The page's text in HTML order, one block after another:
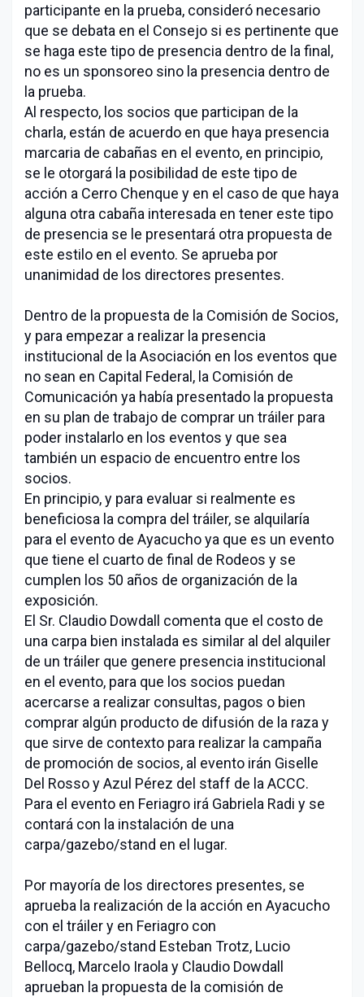
participante en la prueba, consideró necesario
que se debata en el Consejo si es pertinente que
se haga este tipo de presencia dentro de la final,
no es un sponsoreo sino la presencia dentro de
la prueba.
Al respecto, los socios que participan de la
charla, están de acuerdo en que haya presencia
marcaria de cabañas en el evento, en principio,
se le otorgará la posibilidad de este tipo de
acción a Cerro Chenque y en el caso de que haya
alguna otra cabaña interesada en tener este tipo
de presencia se le presentará otra propuesta de
este estilo en el evento. Se aprueba por
unanimidad de los directores presentes.
Dentro de la propuesta de la Comisión de Socios,
y para empezar a realizar la presencia
institucional de la Asociación en los eventos que
no sean en Capital Federal, la Comisión de
Comunicación ya había presentado la propuesta
en su plan de trabajo de comprar un tráiler para
poder instalarlo en los eventos y que sea
también un espacio de encuentro entre los
socios.
En principio, y para evaluar si realmente es
beneficiosa la compra del tráiler, se alquilaría
para el evento de Ayacucho ya que es un evento
que tiene el cuarto de final de Rodeos y se
cumplen los 50 años de organización de la
exposición.
El Sr. Claudio Dowdall comenta que el costo de
una carpa bien instalada es similar al del alquiler
de un tráiler que genere presencia institucional
en el evento, para que los socios puedan
acercarse a realizar consultas, pagos o bien
comprar algún producto de difusión de la raza y
que sirve de contexto para realizar la campaña
de promoción de socios, al evento irán Giselle
Del Rosso y Azul Pérez del staff de la ACCC.
Para el evento en Feriagro irá Gabriela Radi y se
contará con la instalación de una
carpa/gazebo/stand en el lugar.
Por mayoría de los directores presentes, se
aprueba la realización de la acción en Ayacucho
con el tráiler y en Feriagro con
carpa/gazebo/stand Esteban Trotz, Lucio
Bellocq, Marcelo Iraola y Claudio Dowdall
aprueban la propuesta de la comisión de